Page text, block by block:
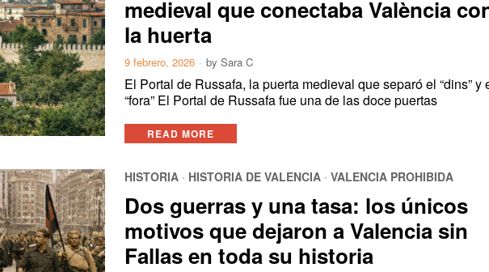
medieval que conectaba València
la huerta
9 febrero, 2026 bySara C
El Portal de Russafa, la puerta medieval que separó el “dins” y
“fora” El Portal de Russafa fue una de las doce puertas
READ MORE
HISTORIA · HISTORIA DE VALENCIA · VALENCIA PROHIBIDA
Dos guerras y una tasa: los únicos
motivos que dejaron a Valencia sin
Fallas en toda su historia